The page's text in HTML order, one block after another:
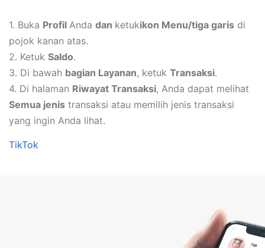
1. Buka Profil Anda dan ketukikon Menu/tiga garis di
pojok kanan atas.
2. Ketuk Saldo.
3. Di bawah bagian Layanan, ketuk Transaksi.
4. Di halaman Riwayat Transaksi, Anda dapat melihat
Semua jenis transaksi atau memilih jenis transaksi
yang ingin Anda lihat.
TikTok